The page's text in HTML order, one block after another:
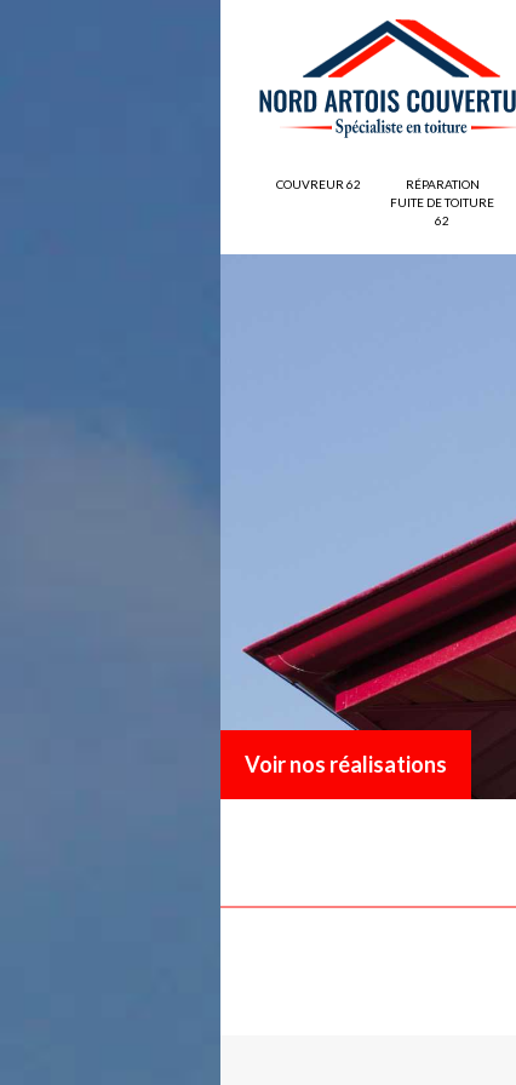
COUVREUR 62
RÉPARATION
FUITE DE TOITURE
62
Voir nos réalisations